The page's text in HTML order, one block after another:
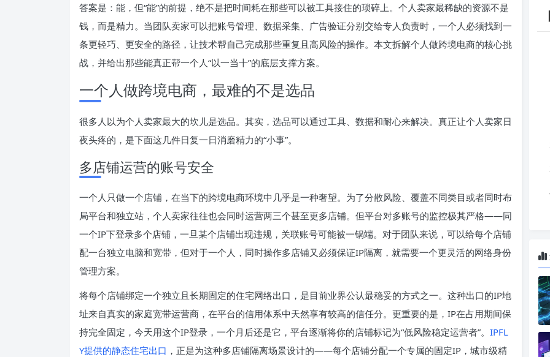
答案是：能，但“能”的前提，绝不是把时间耗在那些可以被工具接住的琐碎上。个人卖家最稀缺的资源不是
钱，而是精力。当团队卖家可以把账号管理、数据采集、广告验证分别交给专人负责时，一个人必须找到一
条更轻巧、更安全的路径，让技术帮自己完成那些重复且高风险的操作。本文拆解个人做跨境电商的核心挑
战，并给出那些能真正帮一个人“以一当十”的底层支撑方案。
一个人做跨境电商，最难的不是选品
很多人以为个人卖家最大的坎儿是选品。其实，选品可以通过工具、数据和耐心来解决。真正让个人卖家日
夜头疼的，是下面这几件日复一日消磨精力的“小事”。
多店铺运营的账号安全
一个人只做一个店铺，在当下的跨境电商环境中几乎是一种奢望。为了分散风险、覆盖不同类目或者同时布
局平台和独立站，个人卖家往往也会同时运营两三个甚至更多店铺。但平台对多账号的监控极其严格——同
一个IP下登录多个店铺，一旦某个店铺出现违规，关联账号可能被一锅端。对于团队来说，可以给每个店铺
配一台独立电脑和宽带，但对于一个人，同时操作多店铺又必须保证IP隔离，就需要一个更灵活的网络身份
管理方案。
将每个店铺绑定一个独立且长期固定的住宅网络出口，是目前业界公认最稳妥的方式之一。这种出口的IP地
址来自真实的家庭宽带运营商，在平台的信用体系中天然享有较高的信任分。更重要的是，IP在占用期间保
持完全固定，今天用这个IP登录，一个月后还是它，平台逐渐将你的店铺标记为“低风险稳定运营者”。 IPFL
Y提供的静态住宅出口 ，正是为这种多店铺隔离场景设计的——每个店铺分配一个专属的固定IP，城市级精